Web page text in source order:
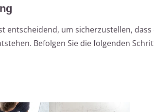
entscheidend, um sicherzustellen,
Befolgen Sie die folgenden